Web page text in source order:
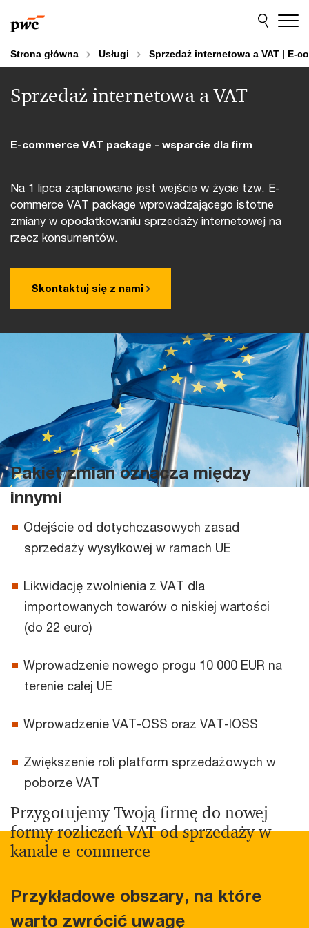
do
treści
do
stopki
Strona główna Usługi Sprzedaż internetowa a VAT | E-
Sprzedaż internetowa a VAT
E-commerce VAT package - wsparcie dla firm
Na 1 lipca zaplanowane jest wejście w życie tzw. E-
commerce VAT package wprowadzającego istotne
zmiany w opodatkowaniu sprzedaży internetowej na
rzecz konsumentów.
Skontaktuj się z nami
Pakiet zmian oznacza między
innymi
Odejście od dotychczasowych zasad
sprzedaży wysyłkowej w ramach UE
Likwidację zwolnienia z VAT dla
importowanych towarów o niskiej wartości
(do 22 euro)
Wprowadzenie nowego progu 10 000 EUR na
terenie całej UE
Wprowadzenie VAT-OSS oraz VAT-IOSS
Zwiększenie roli platform sprzedażowych w
poborze VAT
Przygotujemy Twoją firmę do nowej
formy rozliczeń VAT od sprzedaży w
kanale e-commerce
Przykładowe obszary, na które
warto zwrócić uwagę